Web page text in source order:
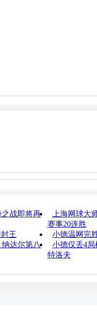
战即将再
上海网球大
赛事20连胜
王
小德温网完
达尔第八
小德仅丢4
特洛夫